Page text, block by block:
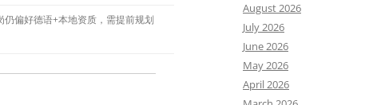
仍偏好德语+本地资质，需提前规划
August 2026
July 2026
June 2026
May 2026
April 2026